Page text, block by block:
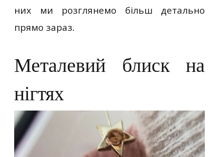
них ми розглянемо більш детально
прямо зараз.
Металевий блиск на
нігтях